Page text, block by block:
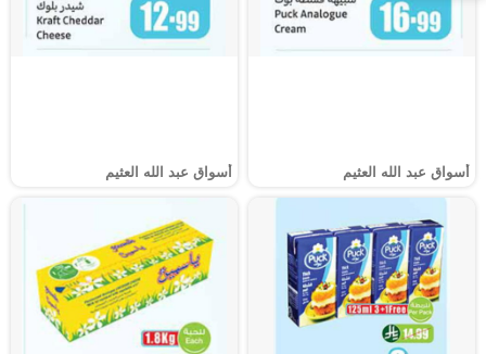
أسواق عبد الله العثيم أسواق عبد الله العثيم